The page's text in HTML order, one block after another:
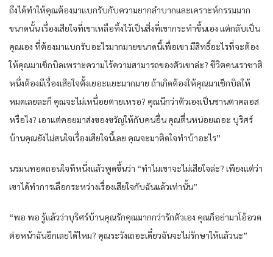
ถึงได้ทำให้คุณต้องมาแบกรับกับความยากลำบากและเคราะห์กรรมมาก
ขนาดนั้น เรื่องเสียใจที่เขาเหลือทิ้งไว้เป็นสิ่งที่เขากระทำขึ้นเอง แต่กลับเป็น
คุณเอง ที่ต้องมาแบกรับอะไรมากมายขนาดนี้เพื่อเขา มีสิทธิ์อะไรที่จะต้อง
ให้คุณมาเช็กบิลเพราะความไร้ความสามารถของตัวเขาล่ะ? ชีวิตคนเราชาติ
หนึ่งต้องมีเรื่องเสียใจตั้งเยอะแยะมากมาย ถ้าเกิดต้องให้คุณมาเช็กบิลให้
หมดเลยละก็ คุณจะไม่เหนื่อยตายเหรอ? คุณนึกว่าตัวเองเป็นซานตาคลอส
หรือไง? เอาแต่คอยมาส่งของขวัญให้กับคนอื่น คุณตื่นหน่อยเถอะ บุริศร์
บ้านคุณยังไม่สนใจเรื่องเสียใจนี้เลย คุณจะมาติดใจทำบ้าอะไร”
นรมนทอดถอนใจทีหนึ่งแล้วพูดขึ้นว่า “ทำไมเขาจะไม่เสียใจล่ะ? เพียงแต่ว่า
เขาได้ทำการเลือกระหว่างเรื่องเสียใจกับฉันแล้วเท่านั้น”
“พอ พอ รู้แล้วว่าบุริศร์บ้านคุณรักคุณมากกว่ารักตัวเอง คุณก็อย่ามาโอ้อวด
ต่อหน้าฉันอีกเลยได้ไหม? คุณระวังเถอะเดี๋ยวฉันจะไม่รักษาให้แล้วนะ”